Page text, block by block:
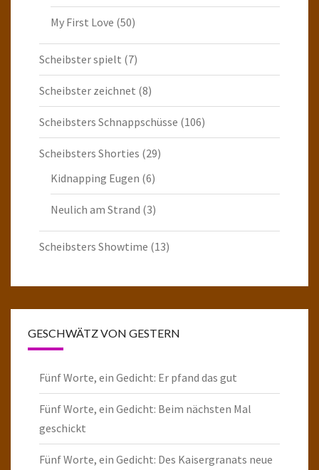
My First Love (50)
Scheibster spielt (7)
Scheibster zeichnet (8)
Scheibsters Schnappschüsse (106)
Scheibsters Shorties (29)
Kidnapping Eugen (6)
Neulich am Strand (3)
Scheibsters Showtime (13)
GESCHWÄTZ VON GESTERN
Fünf Worte, ein Gedicht: Er pfand das gut
Fünf Worte, ein Gedicht: Beim nächsten Mal
geschickt
Fünf Worte, ein Gedicht: Des Kaisergranats neue